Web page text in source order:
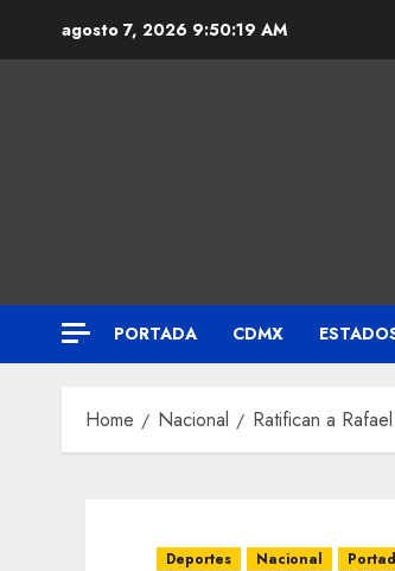
agosto 7, 2026 9:50:20 AM
PORTADA CDMX
Home Nacional Ratifican a
Deportes Nacional